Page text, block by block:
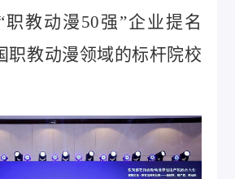
职教动漫50强”企业提名
职教动漫领域的标杆院校